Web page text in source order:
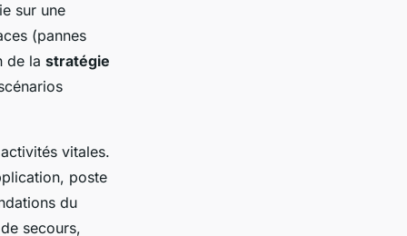
sur une
(pannes
de la stratégie
vitales.
poste
du
secours,